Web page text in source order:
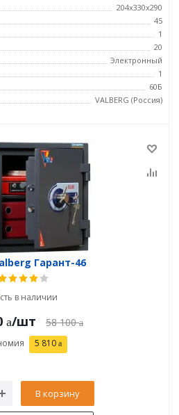
204x330x290
45
1
20
Электронный
1
60Б
VALBERG (Россия)
Гарант-46
в наличии
/шт 58 100
5 810
В корзину